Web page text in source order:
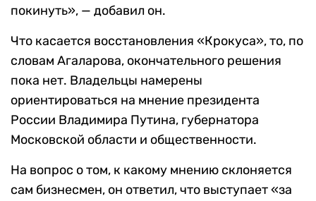
покинуть», — добавил он.
Что касается восстановления «Крокуса», то, по
словам Агаларова, окончательного решения
пока нет. Владельцы намерены
ориентироваться на мнение президента
России Владимира Путина, губернатора
Московской области и общественности.
На вопрос о том, к какому мнению склоняется
сам бизнесмен, он ответил, что выступает «за